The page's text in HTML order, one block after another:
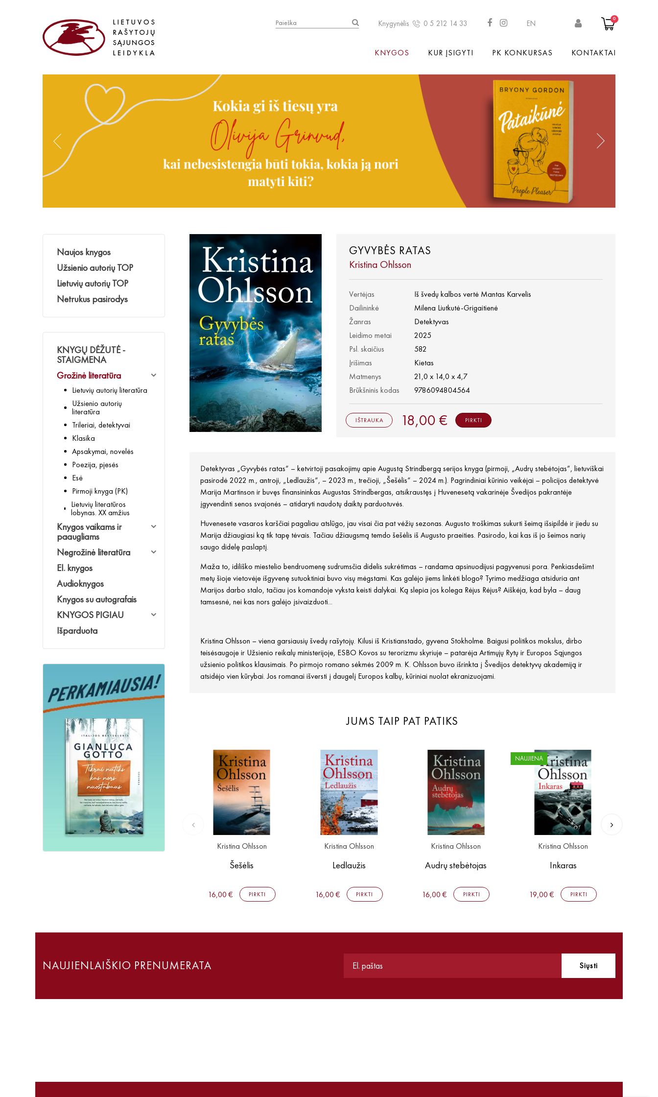
Knygynėlis 0 5 212 14 33 EN
0
KNYGOS KUR ĮSIGYTI PK KONKURSAS KONTAKTAI
Naujos knygos
Užsienio autorių TOP
Lietuvių autorių TOP
Netrukus pasirodys
KNYGŲ DĖŽUTĖ -
STAIGMENA
Grožinė literatūra
Lietuvių autorių literatūra
Užsienio autorių
literatūra
Trileriai, detektyvai
Klasika
Apsakymai, novelės
Poezija, pjesės
Esė
Pirmoji knyga (PK)
Lietuvių literatūros
lobynas. XX amžius
Knygos vaikams ir
paaugliams
Negrožinė literatūra
El. knygos
Audioknygos
Knygos su autografais
KNYGOS PIGIAU
Išparduota
GYVYBĖS RATAS
Kristina Ohlsson
Vertėjas
Iš švedų kalbos vertė Mantas Karvelis
Dailininkė
Milena Liutkutė-Grigaitienė
Žanras
Detektyvas
Leidimo metai
2025
Psl. skaičius
582
Įrišimas
Kietas
Matmenys
21,0 x 14,0 x 4,7
Brūkšninis kodas
9786094804564
IŠTRAUKA 18,00 € PIRKTI
Detektyvas „Gyvybės ratas“ – ketvirtoji pasakojimų apie Augustą Strindbergą serijos knyga (pirmoji, „Audrų stebėtojas“, lietuviškai
pasirodė 2022 m., antroji, „Ledlaužis“, – 2023 m., trečioji, „Šešėlis“ – 2024 m.). Pagrindiniai kūrinio veikėjai – policijos detektyvė
Marija Martinson ir buvęs finansininkas Augustas Strindbergas, atsikraustęs į Huvenesetą vakarinėje Švedijos pakrantėje
įgyvendinti senos svajonės – atidaryti naudotų daiktų parduotuvės.
Huvenesete vasaros karščiai pagaliau atslūgo, jau visai čia pat vėžių sezonas. Augusto troškimas sukurti šeimą išsipildė ir jiedu su
Marija džiaugiasi ką tik tapę tėvais. Tačiau džiaugsmą temdo šešėlis iš Augusto praeities. Pasirodo, kai kas iš jo šeimos narių
saugo didelę paslaptį.
Maža to, idiliško miestelio bendruomenę sudrumsčia didelis sukrėtimas – randama apsinuodijusi pagyvenusi pora. Penkiasdešimt
metų šioje vietovėje išgyvenę sutuoktiniai buvo visų mėgstami. Kas galėjo jiems linkėti blogo? Tyrimo medžiaga atsiduria ant
Marijos darbo stalo, tačiau jos komandoje vyksta keisti dalykai. Ką slepia jos kolega Rėjus Rėjus? Aiškėja, kad byla – daug
tamsesnė, nei kas nors galėjo įsivaizduoti...
Kristina Ohlsson – viena garsiausių švedų rašytojų. Kilusi iš Kristianstado, gyvena Stokholme. Baigusi politikos mokslus, dirbo
teisėsaugoje ir Užsienio reikalų ministerijoje, ESBO Kovos su terorizmu skyriuje – patarėja Artimųjų Rytų ir Europos Sąjungos
užsienio politikos klausimais. Po pirmojo romano sėkmės 2009 m. K. Ohlsson buvo išrinkta į Švedijos detektyvų akademiją ir
atsidėjo vien kūrybai. Jos romanai išversti į daugelį Europos kalbų, kūriniai nuolat ekranizuojami.
JUMS TAIP PAT PATIKS
Kristina Ohlsson
Šešėlis
16,00 € PIRKTI
Kristina Ohlsson
Ledlaužis
16,00 € PIRKTI
Kristina Ohlsson
Audrų stebėtojas
16,00 € PIRKTI
NAUJIENA
Kristina Ohlsson
Inkaras
19,00 € PIRKTI
NAUJIENLAIŠKIO PRENUMERATA Siųsti